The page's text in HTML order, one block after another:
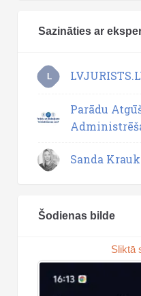
Sazināties ar
L
Parādu
Sanda
Šodienas bilde
Sliktā